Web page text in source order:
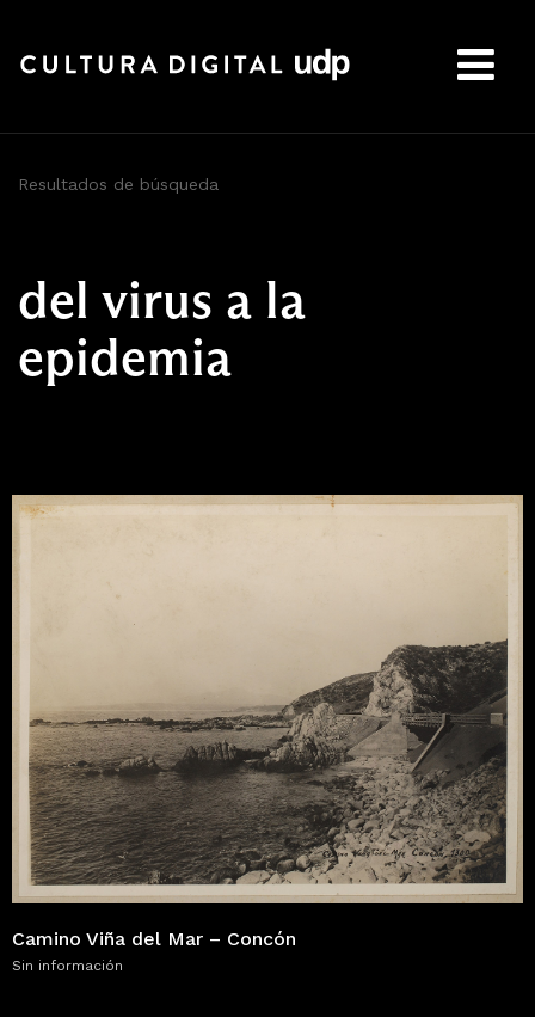
Resultados de búsqueda
del virus a la
epidemia
Camino Viña del Mar – Concón
Sin información